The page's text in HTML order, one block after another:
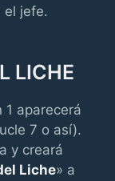
el jefe.
LICHE
1 aparecerá
7 o así).
y creará
Liche» a